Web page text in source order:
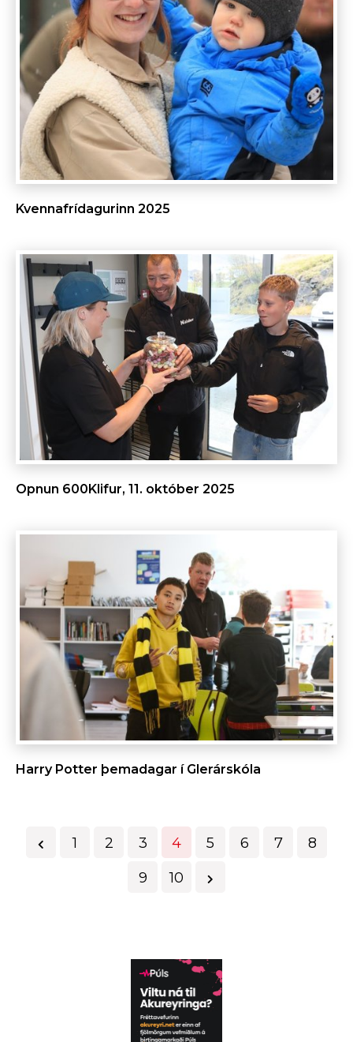
Kvennafrídagurinn 2025
Opnun 600Klifur, 11. október 2025
Harry Potter þemadagar í Glerárskóla
Fyrri1 2 3 4 5 6 7
8
9
10 Næsta